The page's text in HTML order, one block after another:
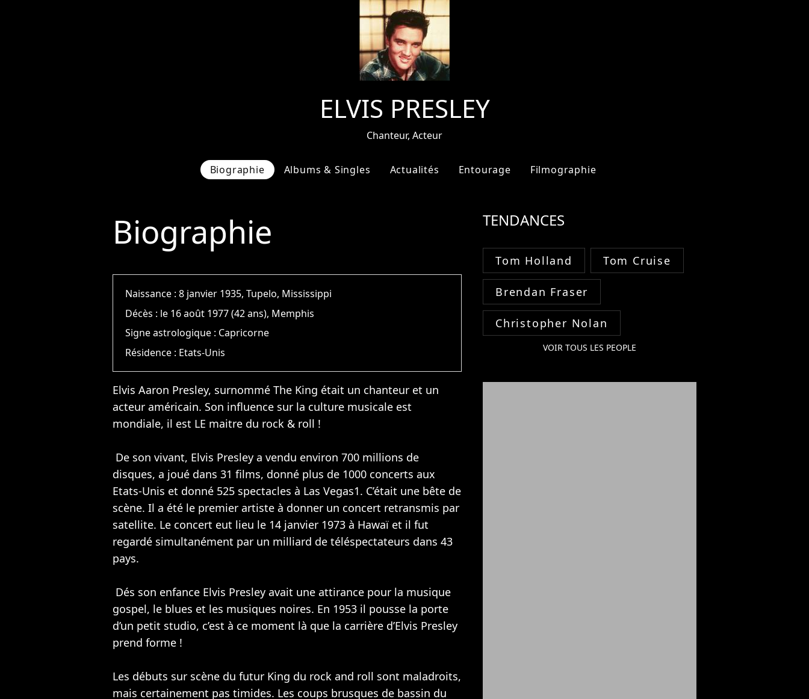
ELVIS PRESLEY
Chanteur, Acteur
Biographie Albums & Singles Actualités Entourage Filmographie
Biographie
Naissance :8 janvier 1935, Tupelo, Mississippi
Décès : le 16 août 1977 (42 ans), Memphis
Signe astrologique : Capricorne
Résidence : Etats-Unis
Elvis Aaron Presley, surnommé The King était un chanteur et un
acteur américain. Son influence sur la culture musicale est
mondiale, il est LE maitre du rock & roll !
De son vivant, Elvis Presley a vendu environ 700 millions de
disques, a joué dans 31 films, donné plus de 1000 concerts aux
Etats-Unis et donné 525 spectacles à Las Vegas1. C’était une bête de
scène. Il a été le premier artiste à donner un concert retransmis par
satellite. Le concert eut lieu le 14 janvier 1973 à Hawaï et il fut
regardé simultanément par un milliard de téléspectateurs dans 43
pays.
Dés son enfance Elvis Presley avait une attirance pour la musique
gospel, le blues et les musiques noires. En 1953 il pousse la porte
d’un petit studio, c’est à ce moment là que la carrière d’Elvis Presley
prend forme !
Les débuts sur scène du futur King du rock and roll sont maladroits,
mais certainement pas timides. Les coups brusques de bassin du
TENDANCES
Tom Holland Tom Cruise
Brendan Fraser
Christopher Nolan
VOIR TOUS LES PEOPLE